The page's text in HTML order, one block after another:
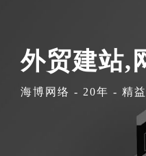
外贸建站,
海博网络 - 20年 - 精